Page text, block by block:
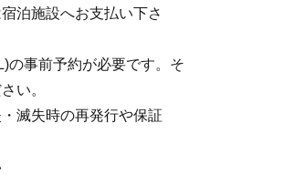
泊施設へお支払い下さ
の事前予約が必要です。そ
い。
滅失時の再発行や保証